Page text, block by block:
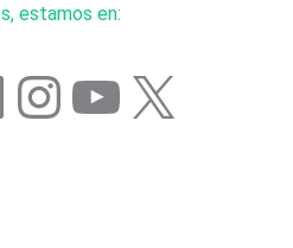
estamos en:
Instagram
YouTube
X